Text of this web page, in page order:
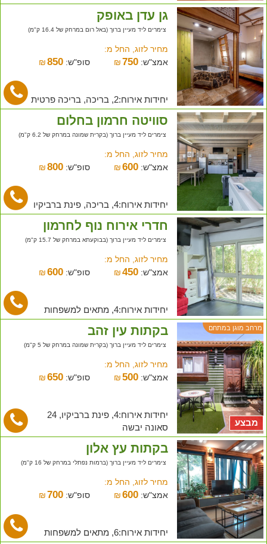
גן עדן באופק
צימרים ליד מעיין ברוך (באל רום במרחק של 16.4 ק"מ)
מחיר לזוג, החל מ:
אמצ"ש:
₪750 סופ"ש: ₪ 850
יחידות אירוח:2, בריכה, בריכה פרטית
סוויטה חרמון בחלום
צימרים ליד מעיין ברוך (בקרית שמונה במרחק של 6.2 ק"מ)
מחיר לזוג, החל מ:
אמצ"ש:
₪600 סופ"ש: ₪ 800
יחידות אירוח:4, בריכה, פינת ברביקיו
חדרי אירוח נוף לחרמון
צימרים ליד מעיין ברוך (בבוקעתא במרחק של 15.7 ק"מ)
מחיר לזוג, החל מ:
אמצ"ש:
₪450 סופ"ש: ₪ 600
יחידות אירוח:4, מתאים למשפחות
מבצע
מרחב מוגן במתחם בקתות עין זהב
צימרים ליד מעיין ברוך (בקרית שמונה במרחק של 5 ק"מ)
מחיר לזוג, החל מ:
אמצ"ש:
₪500 סופ"ש: ₪ 650
יחידות אירוח:4, פינת ברביקיו, 24
סאונה יבשה
בקתות עץ אלון
צימרים ליד מעיין ברוך (ברמות נפתלי במרחק של 16 ק"מ)
מחיר לזוג, החל מ:
אמצ"ש:
₪600 סופ"ש: ₪ 700
יחידות אירוח:6, מתאים למשפחות